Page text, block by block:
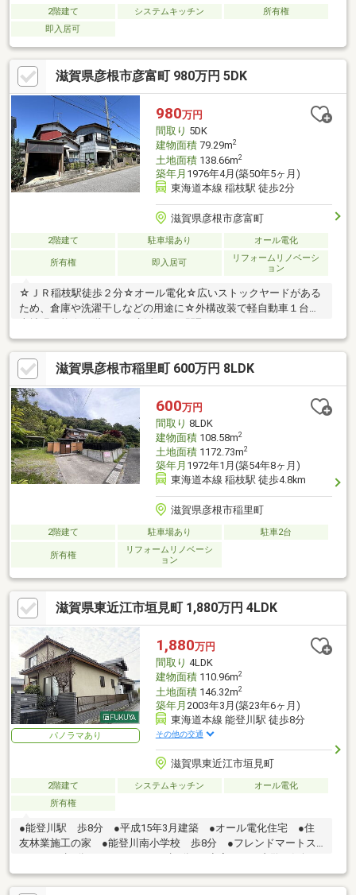
2階建て システムキッチン
所有権
即入居可
滋賀県彦根市彦富町 980万円 5DK
980万円
間取り 5DK
建物面積79.29m2
土地面積138.66m2
築年月 1976年4月(築50年5ヶ月)
東海道本線 稲枝駅 徒歩2分
滋賀県彦根市彦富町
2階建て 駐車場あり オール電化
所有権 即入居可
リフォームリノベーシ
ョン
☆ＪＲ稲枝駅徒歩２分☆オール電化☆広いストックヤードがある
ため、倉庫や洗濯干しなどの用途に☆外構改装で軽自動車１台駐
滋賀県彦根市稲里町 600万円 8LDK
600万円
間取り 8LDK
建物面積108.58m2
土地面積1172.73m2
築年月 1972年1月(築54年8ヶ月)
東海道本線 稲枝駅 徒歩4.8km
滋賀県彦根市稲里町
2階建て 駐車場あり 駐車2台
所有権
リフォームリノベーシ
ョン
滋賀県東近江市垣見町 1,880万円 4LDK
パノラマあり
1,880万円
間取り 4LDK
建物面積110.96m2
土地面積146.32m2
築年月 2003年3月(築23年6ヶ月)
東海道本線 能登川駅 徒歩8分
その他の交通
滋賀県東近江市垣見町
2階建て システムキッチン
オール電化
所有権
●能登川駅 歩8分 ●平成15年3月建築 ●オール電化住宅 ●住
友林業施工の家 ●能登川南小学校 歩8分 ●フレンドマートス
お問合せ下さい